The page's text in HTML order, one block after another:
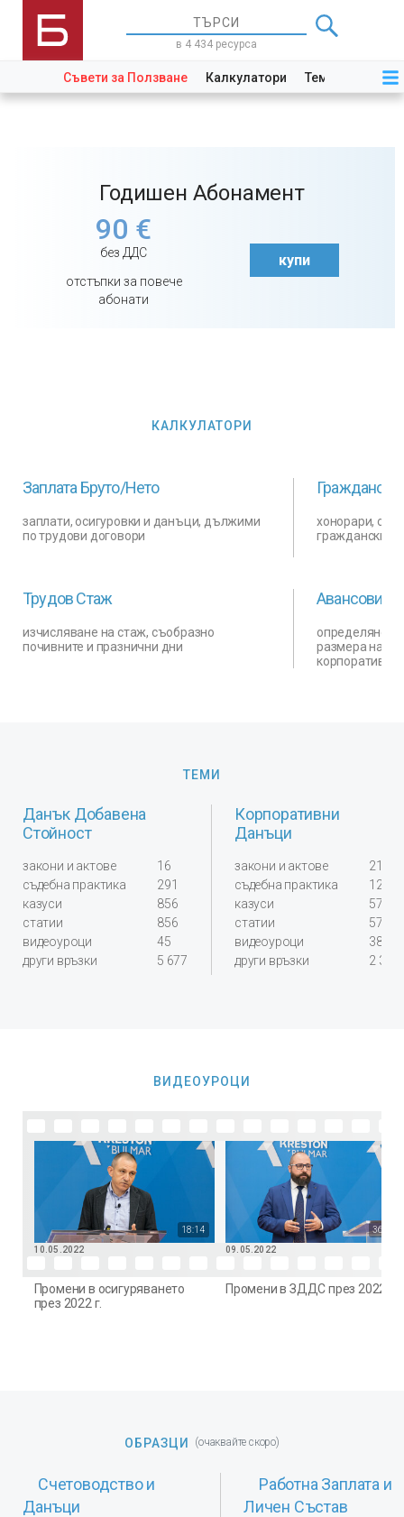
в 4 434 ресурса
Съвети за Ползване Калкулатори Теми Закони
Годишен Абонамент
90 €
без ДДС
отстъпки за повече
абонати
купи
КАЛКУЛАТОРИ
Заплата Бруто/Нето
заплати, осигуровки и данъци, дължими
по трудови договори
хонорари,
граждански
Трудов Стаж
изчисляване на стаж, съобразно
почивните и празнични дни
Авансови
определяне
размера на
корпоративен
ТЕМИ
Данък Добавена
Стойност
закони и актове
16
съдебна практика
291
казуси
856
статии
856
видеоуроци
45
други връзки
5 677
Корпоративни
Данъци
закони и актове
21
съдебна практика
124
казуси
578
статии
578
видеоуроци
38
други връзки
2 300
ВИДЕОУРОЦИ
18:14
10.05.2022
Промени в осигуряването
през 2022 г.
36:49
09.05.2022
Промени в ЗДДС през 2022 г.
ОБРАЗЦИ (очаквайте скоро)
Счетоводство и
Данъци
Работна Заплата и
Личен Състав